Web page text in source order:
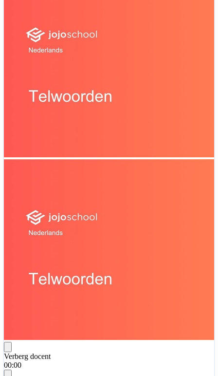
Verberg docent
00:00